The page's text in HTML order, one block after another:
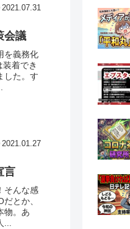
2021.07.31
会議
を義務化
着でき
した。す
2021.01.27
言
そんな感
とか、
物。あ
...